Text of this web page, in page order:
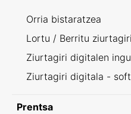
Orria bistaratzea
Lortu / Berritu
Ziurtagiri digitalen
Ziurtagiri digitala -
Prentsa